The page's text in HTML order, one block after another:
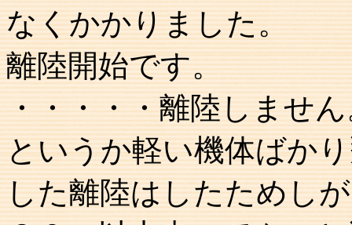
なくかかりました。
離陸開始です。
・・・・・離陸しませ
というか軽い機体ばか
した離陸はしたためし